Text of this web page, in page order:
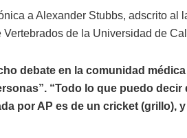
a Alexander Stubbs, adscrito al
de la Universidad de
debate en la comunidad
“Todo lo que puedo decir
por AP es de un cricket (grillo),